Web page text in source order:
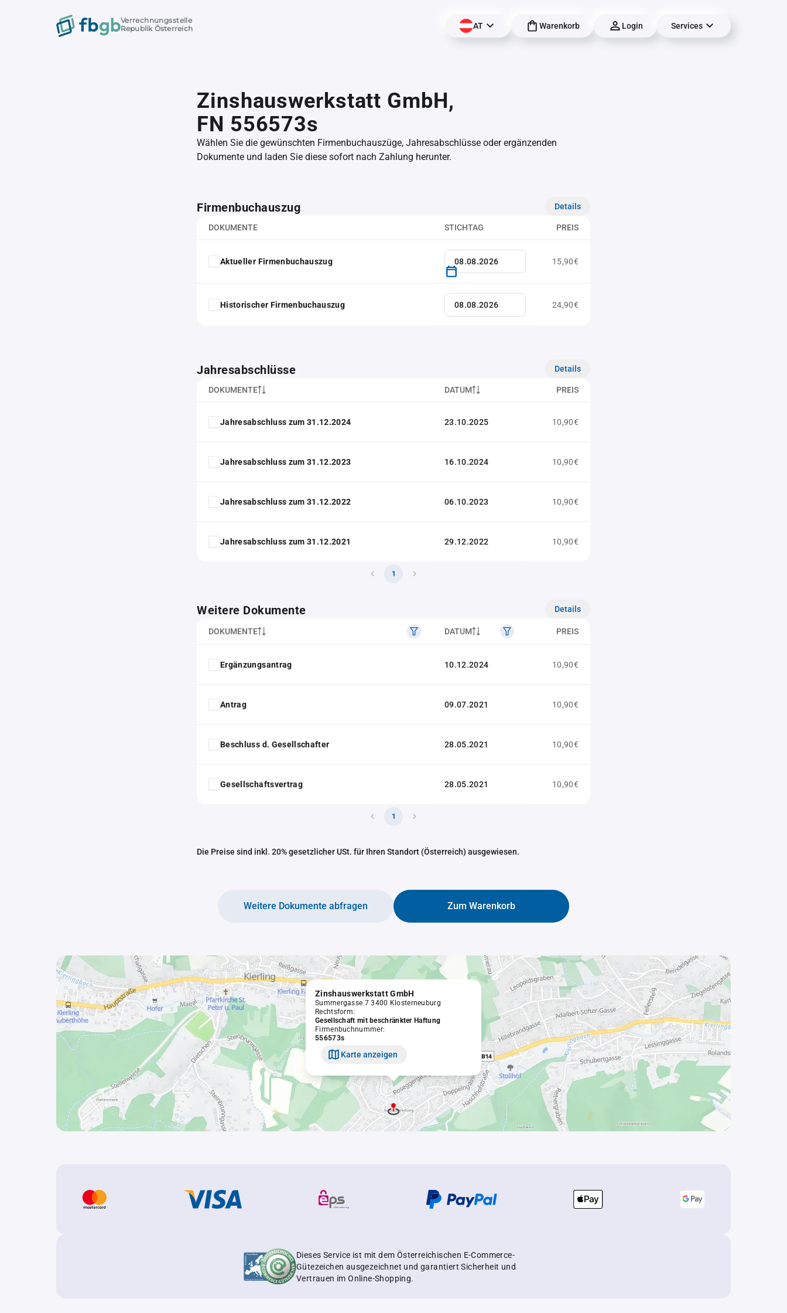
Verrechnungsstelle
Republik Österreich
AT Warenkorb Login Services
Zinshauswerkstatt GmbH,
FN 556573s
Wählen Sie die gewünschten Firmenbuchauszüge, Jahresabschlüsse oder ergänzenden
Dokumente und laden Sie diese sofort nach Zahlung herunter.
Firmenbuchauszug Details
DOKUMENTE STICHTAG PREIS
Aktueller Firmenbuchauszug 15,90€
Historischer Firmenbuchauszug 24,90€
Jahresabschlüsse Details
DOKUMENTE DATUM PREIS
Jahresabschluss zum 31.12.2024 23.10.2025 10,90€
Jahresabschluss zum 31.12.2023 16.10.2024 10,90€
Jahresabschluss zum 31.12.2022 06.10.2023 10,90€
Jahresabschluss zum 31.12.2021 29.12.2022 10,90€
1
Weitere Dokumente Details
DOKUMENTE DATUM PREIS
Ergänzungsantrag 10.12.2024 10,90€
Antrag 09.07.2021 10,90€
Beschluss d. Gesellschafter 28.05.2021 10,90€
Gesellschaftsvertrag 28.05.2021 10,90€
1
Die Preise sind inkl. 20% gesetzlicher USt. für Ihren Standort (Österreich) ausgewiesen.
Zum Warenkorb
Weitere Dokumente abfragen
Zinshauswerkstatt GmbH
Summergasse 7 3400 Klosterneuburg
Rechtsform:
Gesellschaft mit beschränkter Haftung
Firmenbuchnummer:
556573s
Karte anzeigen
Dieses Service ist mit dem Österreichischen E-Commerce-
Gütezeichen ausgezeichnet und garantiert Sicherheit und
Vertrauen im Online-Shopping.